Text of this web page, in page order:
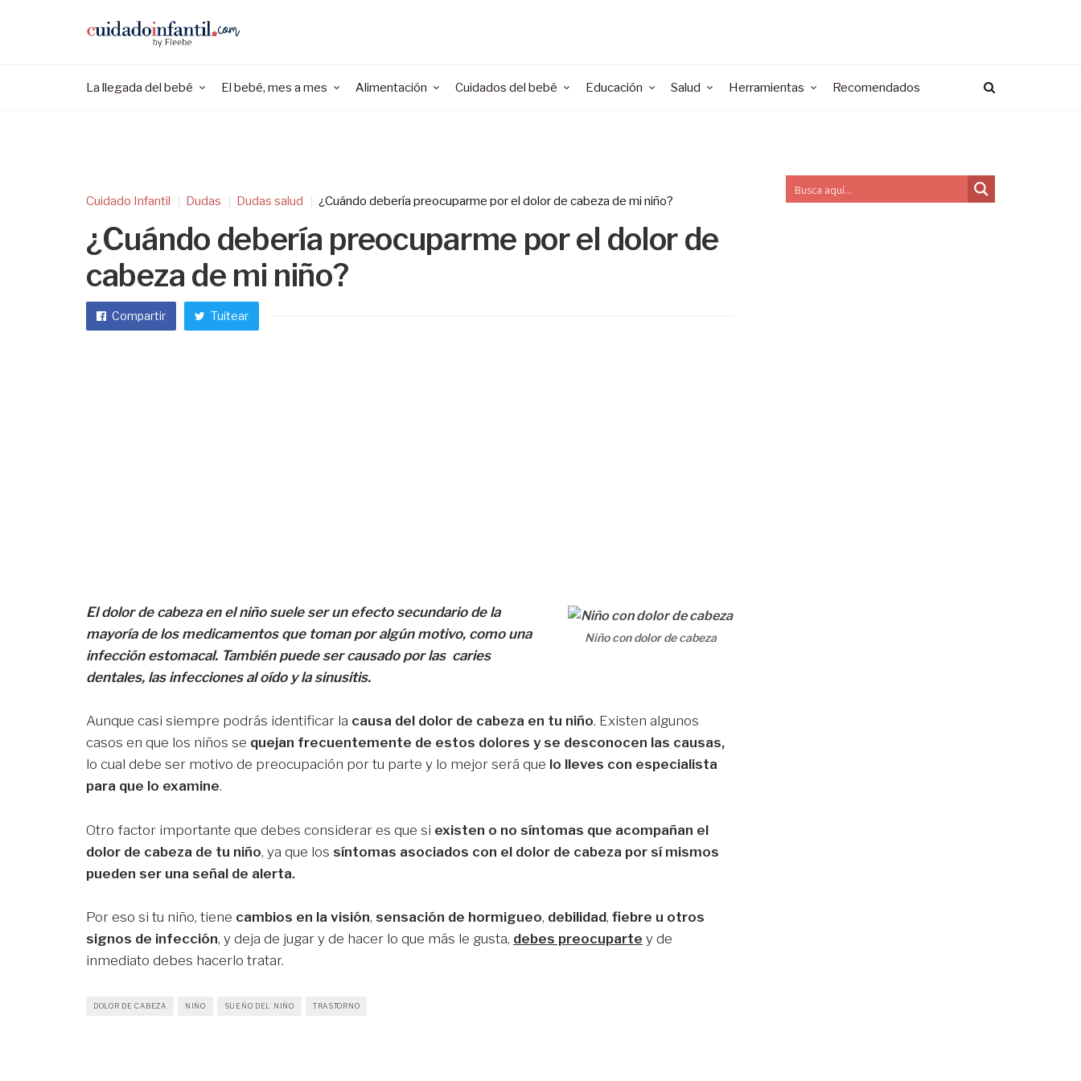
La llegada del bebé El bebé, mes a mes Alimentación Cuidados del bebé Educación Salud Herramientas Recomendados
Cuidado Infantil Dudas Dudas salud ¿Cuándo debería preocuparme por el dolor de cabeza de mi niño?
¿Cuándo debería preocuparme por el dolor de
cabeza de mi niño?
Compartir Tuitear
Niño con dolor de cabeza
El dolor de cabeza en el niño suele ser un efecto secundario de la
mayoría de los medicamentos que toman por algún motivo, como una
infección estomacal. También puede ser causado por las caries
dentales, las infecciones al oído y la sinusitis.
Aunque casi siempre podrás identificar la causa del dolor de cabeza en tu niño. Existen algunos
casos en que los niños se quejan frecuentemente de estos dolores y se desconocen las causas,
lo cual debe ser motivo de preocupación por tu parte y lo mejor será que lo lleves con especialista
para que lo examine.
Otro factor importante que debes considerar es que si existen o no síntomas que acompañan el
dolor de cabeza de tu niño, ya que los síntomas asociados con el dolor de cabeza por sí mismos
pueden ser una señal de alerta.
Por eso si tu niño, tiene cambios en la visión, sensación de hormigueo, debilidad, fiebre u otros
signos de infección, y deja de jugar y de hacer lo que más le gusta, debes preocuparte y de
inmediato debes hacerlo tratar.
DOLOR DE CABEZA NIÑO SUEÑO DEL NIÑO TRASTORNO